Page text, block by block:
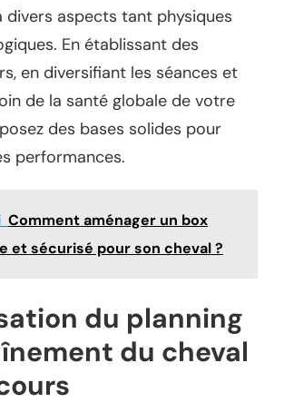
divers aspects tant physiques
En établissant des
en diversifiant les séances et
de la santé globale de votre
des bases solides pour
performances.
Comment aménager un box
et sécurisé pour son cheval ?
du planning
du cheval